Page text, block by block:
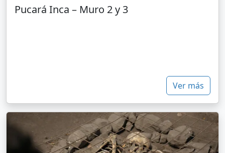
Pucará Inca – Muro 2 y 3
Ver más